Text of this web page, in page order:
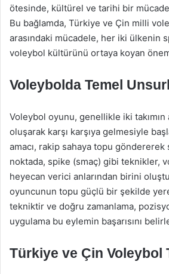
ötesinde, kültürel ve tarihi bir
Bu bağlamda, Türkiye ve Çin milli
arasındaki mücadele, her iki ülkenin
voleybol kültürünü ortaya koyan
Voleybolda Temel
Voleybol oyunu, genellikle iki takımın
oluşarak karşı karşıya gelmesiyle
amacı, rakip sahaya topu göndererek
noktada, spike (smaç) gibi teknikler,
heyecan verici anlarından birini
oyuncunun topu güçlü bir şekilde
tekniktir ve doğru zamanlama,
uygulama bu eylemin başarısını
Türkiye ve Çin Voleybol